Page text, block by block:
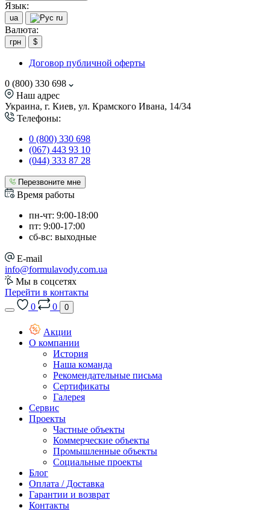
Язык:
ua ru
Валюта:
грн $
Договор публичной оферты
0 (800) 330 698
Наш адрес
Украина, г. Киев, ул. Крамского Ивана, 14/34
Телефоны:
0 (800) 330 698
(067) 443 93 10
(044) 333 87 28
Перезвоните мне
Время работы
пн-чт: 9:00-18:00
пт: 9:00-17:00
сб-вс: выходные
E-mail
info@formulavody.com.ua
Мы в соцсетях
Перейти в контакты
0
0 0
Акции
О компании
История
Наша команда
Рекомендательные письма
Сертификаты
Галерея
Сервис
Проекты
Частные объекты
Коммерческие объекты
Промышленные объекты
Социальные проекты
Блог
Оплата / Доставка
Гарантии и возврат
Контакты